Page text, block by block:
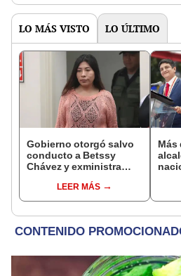
LO MÁS VISTO LO ÚLTIMO
Gobierno otorgó salvo
conducto a Betssy
Chávez y exministra
madrugadaLEER MÁS
Más